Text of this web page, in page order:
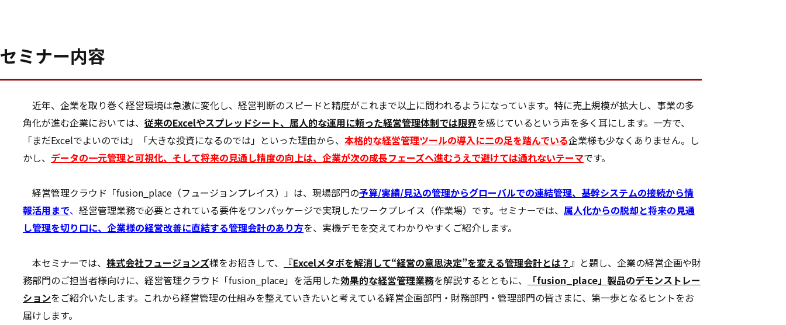
セミナー内容
近年、企業を取り巻く経営環境は急激に変化し、経営判断のスピードと精度がこれまで以上に問われるようになっています。特に売上規模が拡大し、事業の多
角化が進む企業においては、 従来のExcelやスプレッドシート、属人的な運用に頼った経営管理体制では限界を感じているという声を多く耳にします。一方で、
「まだExcelでよいのでは」「大きな投資になるのでは」といった理由から、 本格的な経営管理ツールの導入に二の足を踏んでいる企業様も少なくありません。し
かし、 データの一元管理と可視化、そして将来の見通し精度の向上は、企業が次の成長フェーズへ進むうえで避けては通れないテーマです。
経営管理クラウド「fusion_place（フュージョンプレイス）」は、現場部門の予算/実績/見込の管理からグローバルでの連結管理、基幹システムの接続から情
報活用まで、 経営管理業務で必要とされている要件をワンパッケージで実現したワークプレイス（作業場）です。セミナーでは、 属人化からの脱却と将来の見通
し管理を切り口に、企業様の経営改善に直結する管理会計のあり方を、実機デモを交えてわかりやすくご紹介します。
本セミナーでは、 株式会社フュージョンズ様をお招きして、 『Excelメタボを解消して“経営の意思決定”を変える管理会計とは？ 』と題し、企業の経営企画や財
務部門のご担当者様向けに、経営管理クラウド「fusion_place」を活用した効果的な経営管理業務を解説するとともに、
「fusion_place」製品のデモンストレー
ションをご紹介いたします。これから経営管理の仕組みを整えていきたいと考えている経営企画部門・財務部門・管理部門の皆さまに、第一歩となるヒントをお
届けします。